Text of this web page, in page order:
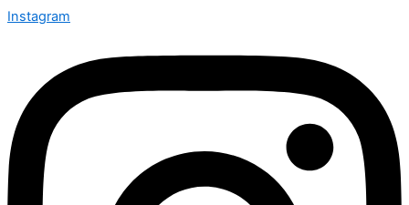
Instagram